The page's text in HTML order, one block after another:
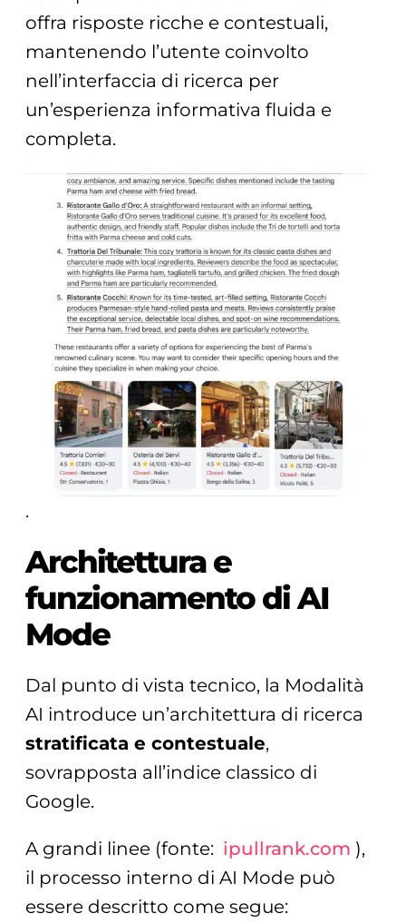
offra risposte ricche e contestuali,
mantenendo l’utente coinvolto
nell’interfaccia di ricerca per
un’esperienza informativa fluida e
completa.
.
Architettura e
funzionamento di AI
Mode
Dal punto di vista tecnico, la Modalità
AI introduce un’architettura di ricerca
stratificata e contestuale,
sovrapposta all’indice classico di
Google.
A grandi linee (fonte: ipullrank.com ),
il processo interno di AI Mode può
essere descritto come segue: